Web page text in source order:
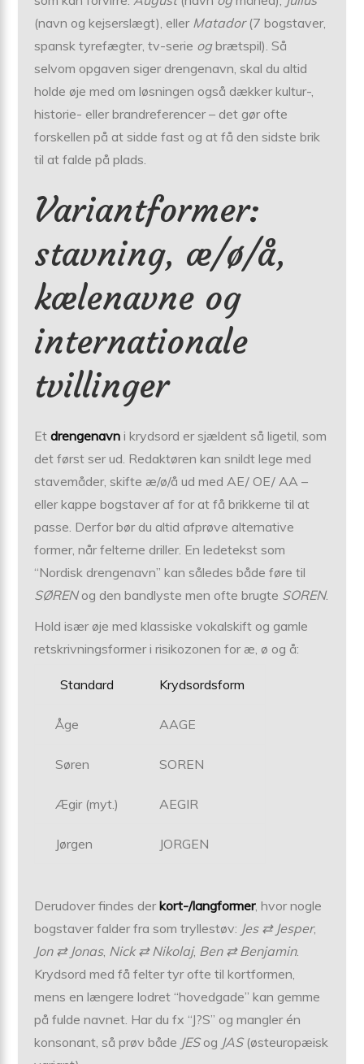
(navn og kejserslægt), eller Matador(7 bogstaver,
spansk tyrefægter, tv-serie ogbrætspil). Så
selvom opgaven siger drengenavn, skal du altid
holde øje med om løsningen også dækker kultur-,
historie- eller brandreferencer – det gør ofte
forskellen på at sidde fast og at få den sidste brik
til at falde på plads.
Variantformer:
stavning, æ/ø/å,
kælenavne og
internationale
tvillinger
Etdrengenavn i krydsord er sjældent så ligetil, som
det først ser ud. Redaktøren kan snildt lege med
stavemåder, skifte æ/ø/å ud med AE/ OE/ AA –
eller kappe bogstaver af for at få brikkerne til at
passe. Derfor bør du altid afprøve alternative
former, når felterne driller. En ledetekst som
“Nordisk drengenavn” kan således både føre til
SØRENog den bandlyste men ofte brugte SOREN.
Hold især øje med klassiske vokalskift og gamle
retskrivningsformer i risikozonen for æ, ø og å:
Standard Krydsordsform
Åge AAGE
Søren SOREN
Ægir (myt.) AEGIR
Jørgen JORGEN
Derudover findes derkort-/langformer, hvor nogle
bogstaver falder fra som tryllestøv: Jes ⇄ Jesper,
Jon ⇄ Jonas, Nick ⇄ Nikolaj, Ben ⇄ Benjamin.
Krydsord med få felter tyr ofte til kortformen,
mens en længere lodret “hovedgade” kan gemme
på fulde navnet. Har du fx “J?S” og mangler én
konsonant, så prøv både JESog JAS(øst­europæisk